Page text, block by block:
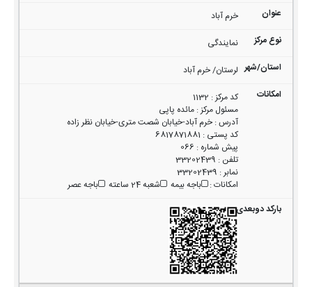
خرم آباد
نمایندگی
لرستان/ خرم آباد
کد مرکز:
1132
مسئول مرکز:مائده پاپی
آدرس:خرم آباد-خیابان شصت متری-خیابان نظر زاده
کد پستی :
6817871881
پیش شماره :
066
تلفن :
33202439
نمابر:
33202439
امکانات: باجه بیمه شعبه 24 ساعته باجه عصر